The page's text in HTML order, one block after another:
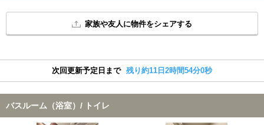
家族や友人に物件をシェアする
次回更新予定日まで 残り約11日2時間53分59秒
バスルーム（浴室）/ トイレ